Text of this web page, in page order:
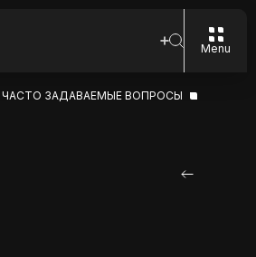
Menu
ЧАСТО ЗАДАВАЕМЫЕ ВОПРОСЫ